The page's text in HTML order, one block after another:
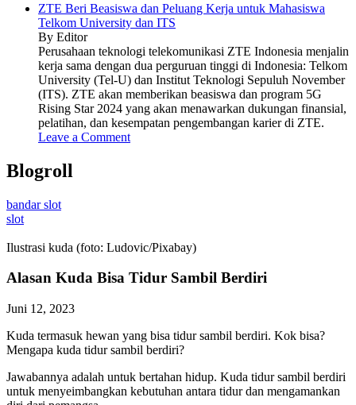
ZTE Beri Beasiswa dan Peluang Kerja untuk Mahasiswa
Telkom University dan ITS
By Editor
Perusahaan teknologi telekomunikasi ZTE Indonesia menjalin
kerja sama dengan dua perguruan tinggi di Indonesia: Telkom
University (Tel-U) dan Institut Teknologi Sepuluh November
(ITS). ZTE akan memberikan beasiswa dan program 5G
Rising Star 2024 yang akan menawarkan dukungan finansial,
pelatihan, dan kesempatan pengembangan karier di ZTE.
Leave a Comment
Blogroll
bandar slot
slot
Ilustrasi kuda (foto: Ludovic/Pixabay)
Alasan Kuda Bisa Tidur Sambil Berdiri
Juni 12, 2023
Kuda termasuk hewan yang bisa tidur sambil berdiri. Kok bisa?
Mengapa kuda tidur sambil berdiri?
Jawabannya adalah untuk bertahan hidup. Kuda tidur sambil berdiri
untuk menyeimbangkan kebutuhan antara tidur dan mengamankan